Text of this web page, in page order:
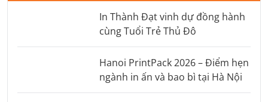
In Thành Đạt vinh dự đồng hành
cùng Tuổi Trẻ Thủ Đô
Hanoi PrintPack 2026 – Điểm hẹn
ngành in ấn và bao bì tại Hà Nội